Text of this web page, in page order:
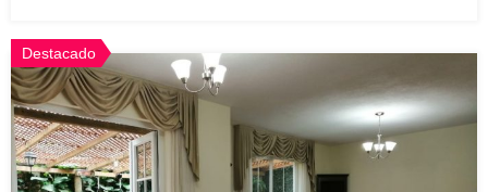
Destacado